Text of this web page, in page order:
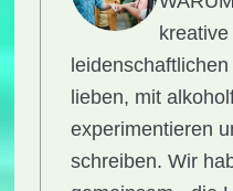
lieben, mit
experimentieren
schreiben. Wir